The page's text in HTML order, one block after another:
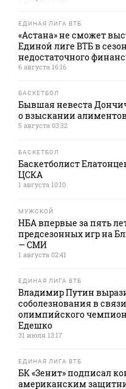
ЕДИНАЯ ЛИГА ВТБ
«Астана» не сможет
Единой лиге ВТБ в
недостаточного
6 августа 16:16
БАСКЕТБОЛ
Бывшая невеста
о взыскании алиментов
5 августа 03:32
БАСКЕТБОЛ
Баскетболист
ЦСКА
1 августа 10:10
МУЖСКОЙ
НБА впервые за пять
предсезонных игр на
— СМИ
1 августа 02:41
ЕДИНАЯ ЛИГА ВТБ
Владимир Путин
соболезнования в
олимпийского
Едешко
31 июля 13:17
ЕДИНАЯ ЛИГА ВТБ
БК «Зенит» подписал
американским